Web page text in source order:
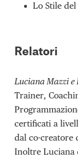
Lo Stile
Relatori
Luciana Mazzi
Trainer,
certificati a
dal co-creatore
Inoltre Luciana